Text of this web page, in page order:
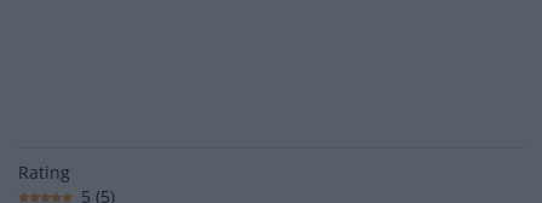
Rating
5 (5)